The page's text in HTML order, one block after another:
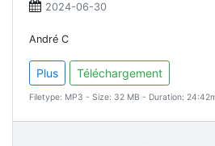
2024-06-30
André C
Plus Téléchargement
Filetype: MP3 - Size: 32 MB - Duration: